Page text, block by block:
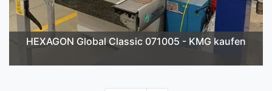
HEXAGON Global Classic 071005 - KMG kaufen